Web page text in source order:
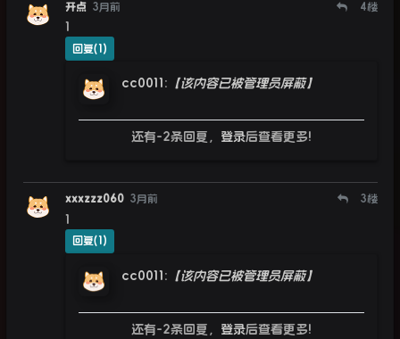
开点 3月前 4楼
1
回复(1)
cc0011 : 【该内容已被管理员屏蔽】
还有-2条回复， 登录后查看更多!
xxxzzz060 3月前 3楼
1
回复(1)
cc0011 : 【该内容已被管理员屏蔽】
还有-2条回复， 登录后查看更多!